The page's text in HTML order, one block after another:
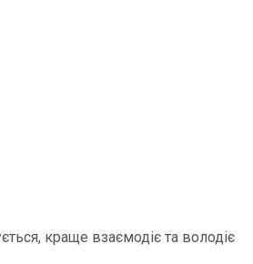
краще взаємодіє та володіє